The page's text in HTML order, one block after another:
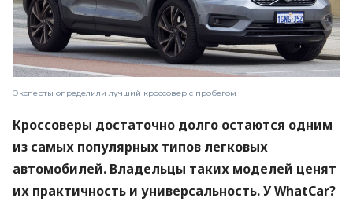
Эксперты определили лучший кроссовер с пробегом
Кроссоверы достаточно долго остаются одним
из самых популярных типов легковых
автомобилей. Владельцы таких моделей ценят
их практичность и универсальность. У WhatCar?